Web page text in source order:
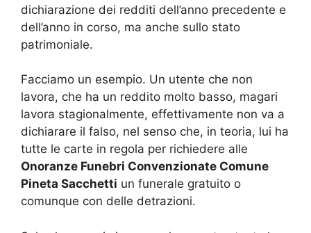
dichiarazione dei redditi dell’anno precedente e
dell’anno in corso, ma anche sullo stato
patrimoniale.
Facciamo un esempio. Un utente che non
lavora, che ha un reddito molto basso, magari
lavora stagionalmente, effettivamente non va a
dichiarare il falso, nel senso che, in teoria, lui ha
tutte le carte in regola per richiedere alle
Onoranze Funebri Convenzionate Comune
Pineta Sacchetti un funerale gratuito o
comunque con delle detrazioni.